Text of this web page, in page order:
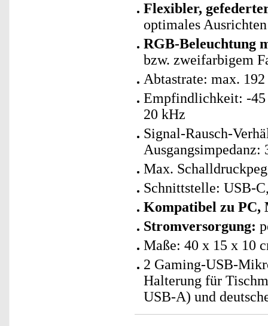
Flexibler,
optimales
RGB-Beleuchtung
bzw. zweifarbigem
Abtastrate: max.
Empfindlichkeit: -45
20 kHz
Signal-Rausch-
Ausgangsimpedanz:
Max.
Schnittstelle: USB-
Kompatibel zu PC,
Stromversorgung:
Maße: 40 x 15 x 10
2 Gaming-USB-
Halterung für
USB-A) und